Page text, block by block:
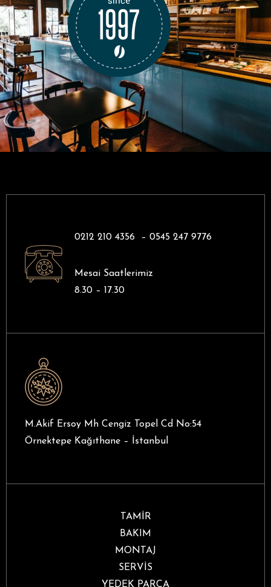
0212 210 4356 – 0545 247 9776
Mesai Saatlerimiz
8.30 – 17.30
M.Akif Ersoy Mh Cengiz Topel Cd No:54
Örnektepe Kağıthane – İstanbul
TAMİR
BAKIM
MONTAJ
SERVİS
YEDEK PARÇA